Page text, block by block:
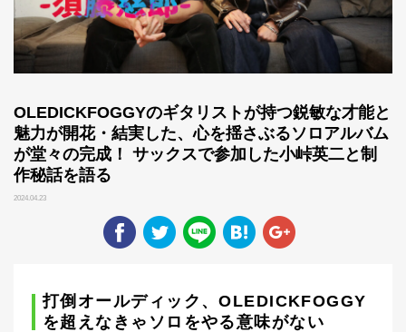
OLEDICKFOGGYのギタリストが持つ鋭敏な才能と
魅力が開花・結実した、心を揺さぶるソロアルバム
が堂々の完成！ サックスで参加した小峠英二と制
作秘話を語る
2024.04.23
打倒オールディック、OLEDICKFOGGY
を超えなきゃソロをやる意味がない